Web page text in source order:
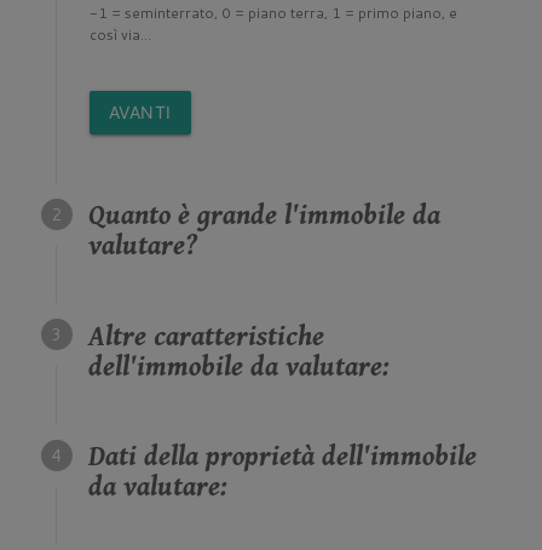
-1 = seminterrato, 0 = piano terra, 1 = primo piano, e
così via...
AVANTI
Quanto è grande l'immobile da
valutare?
Altre caratteristiche
dell'immobile da valutare:
Dati della proprietà dell'immobile
da valutare: